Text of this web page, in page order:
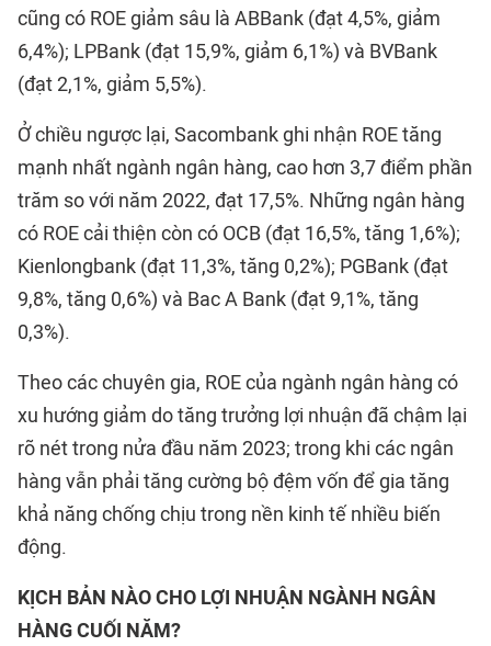
cũng có ROE giảm sâu là ABBank (đạt 4,5%, giảm
6,4%); LPBank (đạt 15,9%, giảm 6,1%) và BVBank
(đạt 2,1%, giảm 5,5%).
Ở chiều ngược lại, Sacombank ghi nhận ROE tăng
mạnh nhất ngành ngân hàng, cao hơn 3,7 điểm phần
trăm so với năm 2022, đạt 17,5%. Những ngân hàng
có ROE cải thiện còn có OCB (đạt 16,5%, tăng 1,6%);
Kienlongbank (đạt 11,3%, tăng 0,2%); PGBank (đạt
9,8%, tăng 0,6%) và Bac A Bank (đạt 9,1%, tăng
0,3%).
Theo các chuyên gia, ROE của ngành ngân hàng có
xu hướng giảm do tăng trưởng lợi nhuận đã chậm lại
rõ nét trong nửa đầu năm 2023; trong khi các ngân
hàng vẫn phải tăng cường bộ đệm vốn để gia tăng
khả năng chống chịu trong nền kinh tế nhiều biến
động.
KỊCH BẢN NÀO CHO LỢI NHUẬN NGÀNH NGÂN
HÀNG CUỐI NĂM?